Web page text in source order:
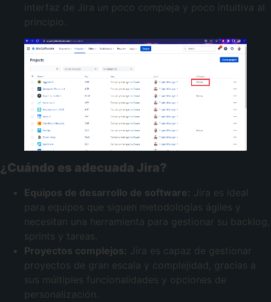
interfaz de Jira un poco compleja y poco intuitiva al
principio.
¿Cuándo es adecuada Jira?
Equipos de desarrollo de software: Jira es ideal
para equipos que siguen metodologías ágiles y
necesitan una herramienta para gestionar su backlog,
sprints y tareas.
Proyectos complejos: Jira es capaz de gestionar
proyectos de gran escala y complejidad, gracias a
sus múltiples funcionalidades y opciones de
personalización.